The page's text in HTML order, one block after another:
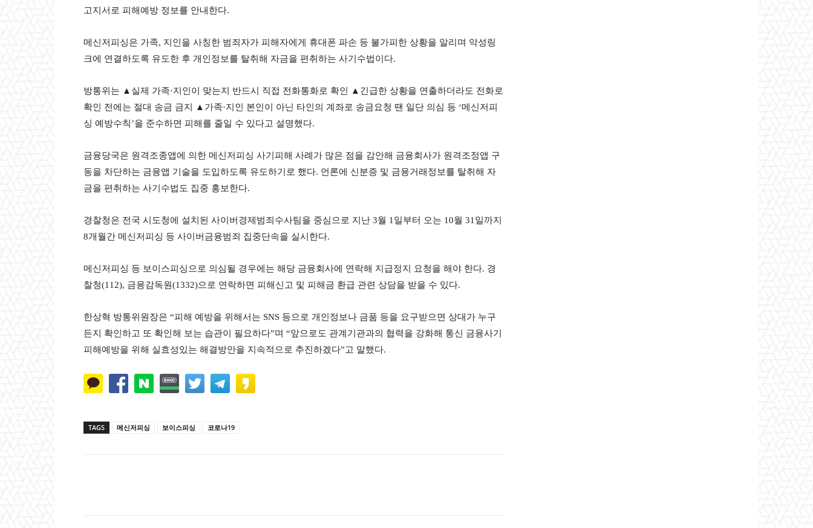
고지서로 피해예방 정보를 안내한다.
메신저피싱은 가족, 지인을 사칭한 범죄자가 피해자에게 휴대폰 파손 등 불가피한 상황을 알리며 악성링
크에 연결하도록 유도한 후 개인정보를 탈취해 자금을 편취하는 사기수법이다.
방통위는 ▲실제 가족·지인이 맞는지 반드시 직접 전화통화로 확인 ▲긴급한 상황을 연출하더라도 전화로
확인 전에는 절대 송금 금지 ▲가족·지인 본인이 아닌 타인의 계좌로 송금요청 땐 일단 의심 등 ‘메신저피
싱 예방수칙’을 준수하면 피해를 줄일 수 있다고 설명했다.
금융당국은 원격조종앱에 의한 메신저피싱 사기피해 사례가 많은 점을 감안해 금융회사가 원격조정앱 구
동을 차단하는 금융앱 기술을 도입하도록 유도하기로 했다. 언론에 신분증 및 금융거래정보를 탈취해 자
금을 편취하는 사기수법도 집중 홍보한다.
경찰청은 전국 시도청에 설치된 사이버경제범죄수사팀을 중심으로 지난 3월 1일부터 오는 10월 31일까지
8개월간 메신저피싱 등 사이버금융범죄 집중단속을 실시한다.
메신저피싱 등 보이스피싱으로 의심될 경우에는 해당 금융회사에 연락해 지급정지 요청을 해야 한다. 경
찰청(112), 금융감독원(1332)으로 연락하면 피해신고 및 피해금 환급 관련 상담을 받을 수 있다.
한상혁 방통위원장은 “피해 예방을 위해서는 SNS 등으로 개인정보나 금품 등을 요구받으면 상대가 누구
든지 확인하고 또 확인해 보는 습관이 필요하다”며 “앞으로도 관계기관과의 협력을 강화해 통신 금융사기
피해예방을 위해 실효성있는 해결방안을 지속적으로 추진하겠다”고 말했다.
TAGS 메신저피싱 보이스피싱 코로나19